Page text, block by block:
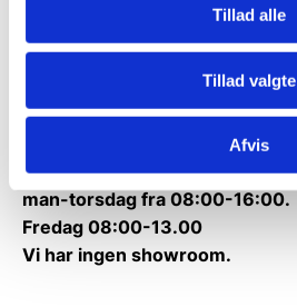
Tillad alle
Tillad valgte
Afvis
Tlf.71 99 30 98
Fredag: Telefonlukket.
Afhentning muligt
man-torsdag fra 08:00-16:00.
Fredag 08:00-13.00
Vi har ingen showroom.